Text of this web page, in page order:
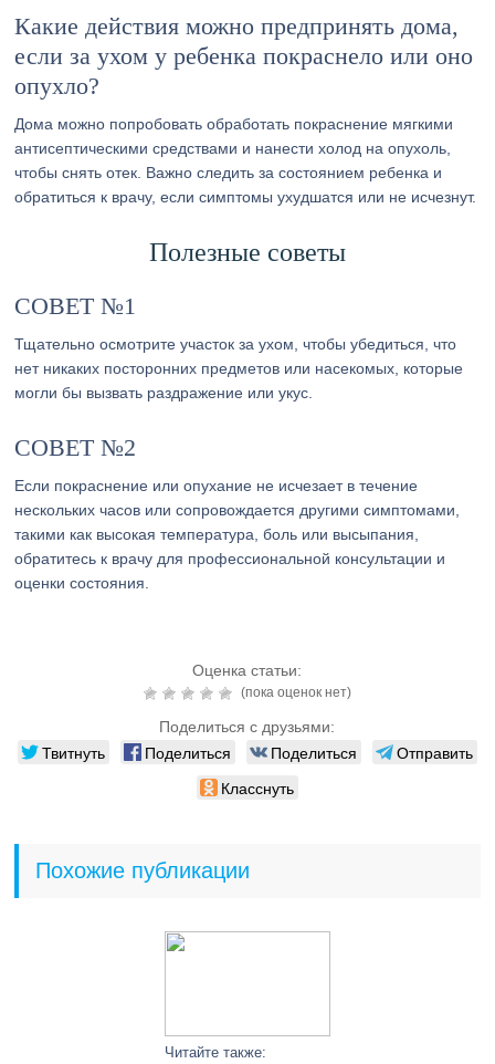
Какие действия можно предпринять дома,
если за ухом у ребенка покраснело или оно
опухло?
Дома можно попробовать обработать покраснение мягкими
антисептическими средствами и нанести холод на опухоль,
чтобы снять отек. Важно следить за состоянием ребенка и
обратиться к врачу, если симптомы ухудшатся или не исчезнут.
Полезные советы
СОВЕТ №1
Тщательно осмотрите участок за ухом, чтобы убедиться, что
нет никаких посторонних предметов или насекомых, которые
могли бы вызвать раздражение или укус.
СОВЕТ №2
Если покраснение или опухание не исчезает в течение
нескольких часов или сопровождается другими симптомами,
такими как высокая температура, боль или высыпания,
обратитесь к врачу для профессиональной консультации и
оценки состояния.
Оценка статьи:
(пока оценок нет)
Поделиться с друзьями:
Твитнуть Поделиться Поделиться
Отправить
Класснуть
Похожие публикации
Читайте также: